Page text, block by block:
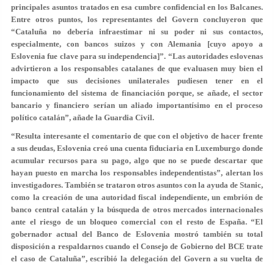
principales asuntos tratados en esa cumbre confidencial en los Balcanes.
Entre otros puntos, los representantes del Govern concluyeron que
“Cataluña no debería infraestimar ni su poder ni sus contactos,
especialmente, con bancos suizos y con Alemania [cuyo apoyo a
Eslovenia fue clave para su independencia]”. “Las autoridades eslovenas
advirtieron a los responsables catalanes de que evaluasen muy bien el
impacto que sus decisiones unilaterales pudiesen tener en el
funcionamiento del sistema de financiación porque, se añade, el sector
bancario y financiero serían un aliado importantísimo en el proceso
político catalán”, añade la Guardia Civil.
“Resulta interesante el comentario de que con el objetivo de hacer frente
a sus deudas, Eslovenia creó una cuenta fiduciaria en Luxemburgo donde
acumular recursos para su pago, algo que no se puede descartar que
hayan puesto en marcha los responsables independentistas”, alertan los
investigadores. También se trataron otros asuntos con la ayuda de Stanic,
como la creación de una autoridad fiscal independiente, un embrión de
banco central catalán y la búsqueda de otros mercados internacionales
ante el riesgo de un bloqueo comercial con el resto de España. “El
gobernador actual del Banco de Eslovenia mostró también su total
disposición a respaldarnos cuando el Consejo de Gobierno del BCE trate
el caso de Cataluña”, escribió la delegación del Govern a su vuelta de